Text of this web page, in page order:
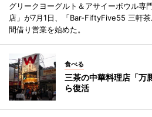
グリークヨーグルト＆アサイーボウル専
店」が7月1日、「Bar-FiftyFive55 三軒
間借り営業を始めた。
食べる
三茶の中華料理店「
ら復活